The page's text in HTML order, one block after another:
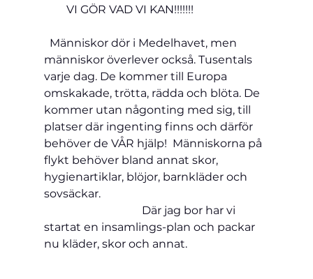
VI GÖR VAD VI KAN!!!!!!!
Människor dör i Medelhavet, men
människor överlever också. Tusentals
varje dag. De kommer till Europa
omskakade, trötta, rädda och blöta. De
kommer utan någonting med sig, till
platser där ingenting finns och därför
behöver de VÅR hjälp!  Människorna på
flykt behöver bland annat skor,
hygienartiklar, blöjor, barnkläder och
sovsäckar.
Där jag bor har vi
startat en insamlings-plan och packar
nu kläder, skor och annat.